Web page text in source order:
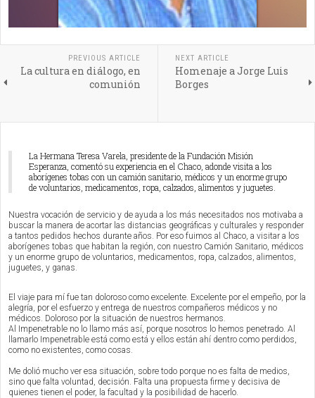
PREVIOUS ARTICLE
La cultura en diálogo, en
comunión
NEXT ARTICLE
Homenaje a Jorge Luis
Borges
La Hermana Teresa Varela, presidente de la Fundación Misión
Esperanza, comentó su experiencia en el Chaco, adonde visita a los
aborígenes tobas con un camión sanitario, médicos y un enorme grupo
de voluntarios, medicamentos, ropa, calzados, alimentos y juguetes.
Nuestra vocación de servicio y de ayuda a los más necesitados nos motivaba a
buscar la manera de acortar las distancias geográficas y culturales y responder
a tantos pedidos hechos durante años. Por eso fuimos al Chaco, a visitar a los
aborígenes tobas que habitan la región, con nuestro Camión Sanitario, médicos
y un enorme grupo de voluntarios, medicamentos, ropa, calzados, alimentos,
juguetes, y ganas.
El viaje para mí fue tan doloroso como excelente. Excelente por el empeño, por la
alegría, por el esfuerzo y entrega de nuestros compañeros médicos y no
médicos. Doloroso por la situación de nuestros hermanos.
Al Impenetrable no lo llamo más así, porque nosotros lo hemos penetrado. Al
llamarlo Impenetrable está como está y ellos están ahí dentro como perdidos,
como no existentes, como cosas.
Me dolió mucho ver esa situación, sobre todo porque no es falta de medios,
sino que falta voluntad, decisión. Falta una propuesta firme y decisiva de
quienes tienen el poder, la facultad y la posibilidad de hacerlo.